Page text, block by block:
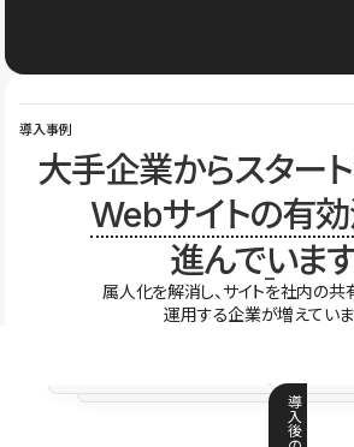
導入事例
大手企業からスター
Webサイトの有
進んでいます
属人化を解消し、サイトを社内の共
運用する企業が増えていま
導
入
後